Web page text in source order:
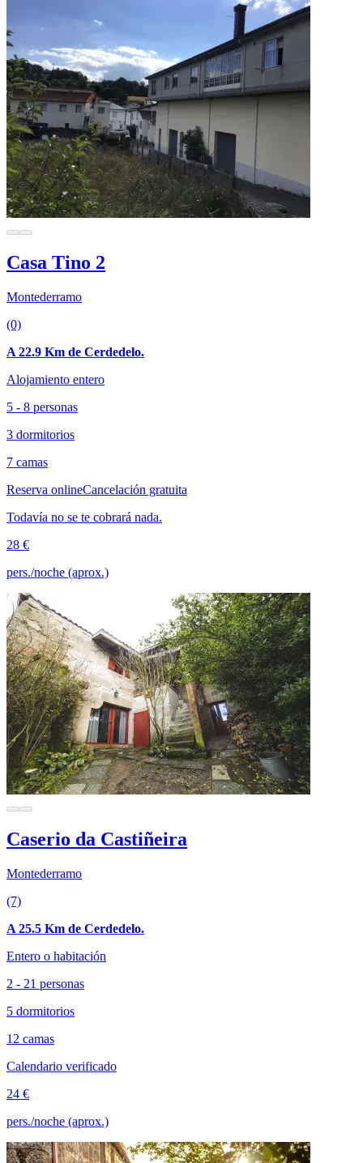
Casa Tino 2
Montederramo
(0)
A 22.9 Km de Cerdedelo.
Alojamiento entero
5 - 8 personas
3 dormitorios
7 camas
Reserva onlineCancelación gratuita
Todavía no se te cobrará nada.
28 €
pers./noche (aprox.)
Caserio da Castiñeira
Montederramo
(7)
A 25.5 Km de Cerdedelo.
Entero o habitación
2 - 21 personas
5 dormitorios
12 camas
Calendario verificado
24 €
pers./noche (aprox.)